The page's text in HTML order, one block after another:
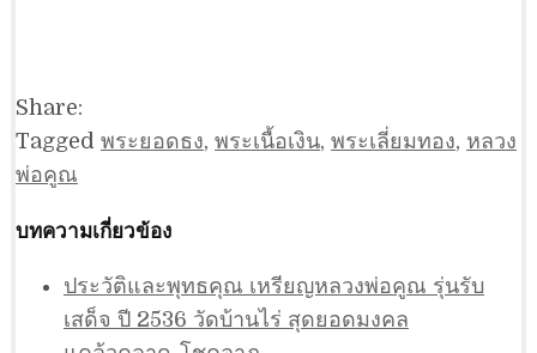
Share:
Tagged พระยอดธง, พระเนื้อเงิน, พระเลี่ยมทอง, หลวง
พ่อคูณ
บทความเกี่ยวข้อง
ประวัติและพุทธคุณ เหรียญหลวงพ่อคูณ รุ่นรับ
เสด็จ ปี 2536 วัดบ้านไร่ สุดยอดมงคล